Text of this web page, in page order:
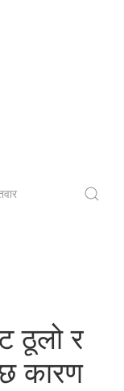
ठूलो र
कारण